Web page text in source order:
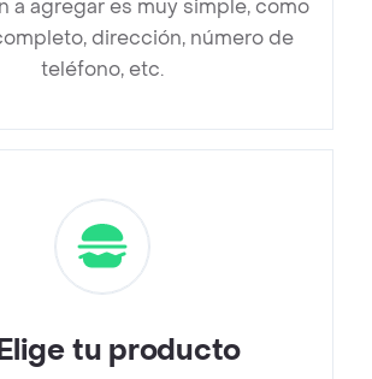
a agregar es muy simple, como
dirección, número de
teléfono, etc.
tu producto